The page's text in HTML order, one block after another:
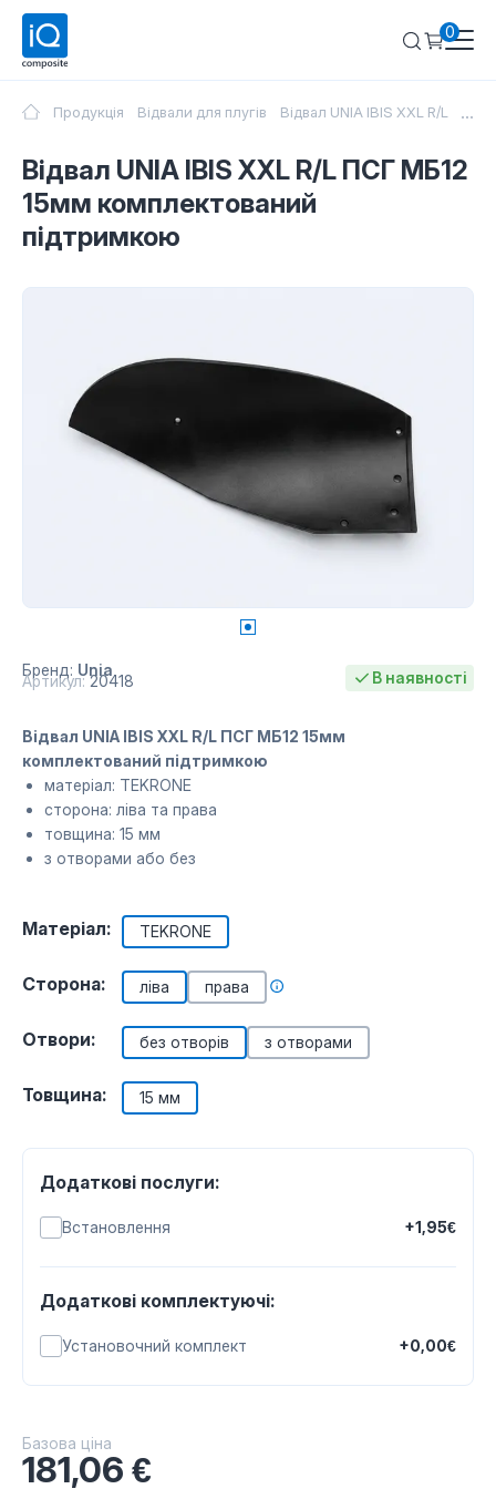
0
Продукція Відвали для плугів Відвал UNIA IBIS XXL R/L...
Відвал UNIA IBIS XXL R/L ПСГ МБ12
15мм комплектований
підтримкою
Бренд: Unia
Артикул: 20418 В наявності
Відвал UNIA IBIS XXL R/L ПСГ МБ12 15мм
комплектований підтримкою
матеріал: TEKRONE
сторона: ліва та права
товщина: 15 мм
з отворами або без
Матеріал: TEKRONE
Сторона: ліва права
Отвори: без отворів з отворами
Товщина: 15 мм
Додаткові послуги:
Встановлення +1,95€
Додаткові комплектуючі:
Установочний комплект +0,00€
Базова ціна
181,06 €